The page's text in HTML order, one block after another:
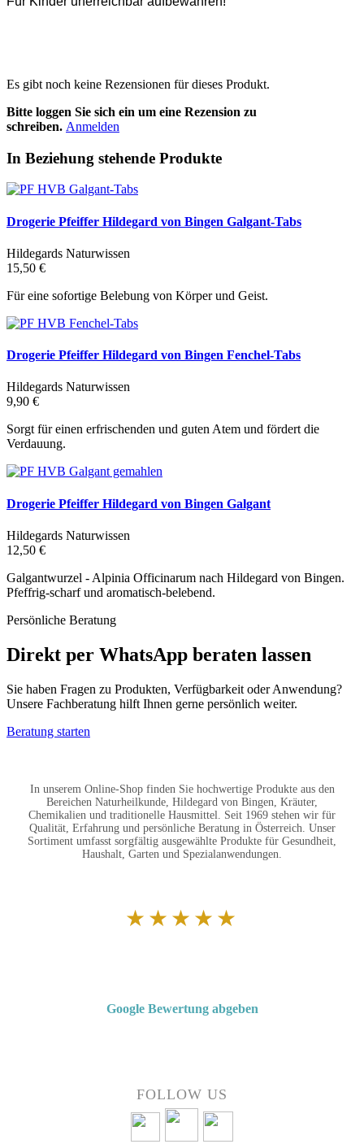
Es gibt noch keine Rezensionen für dieses Produkt.
Bitte loggen Sie sich ein um eine Rezension zu
schreiben. Anmelden
In Beziehung stehende Produkte
Drogerie Pfeiffer Hildegard von Bingen Galgant-Tabs
Hildegards Naturwissen
15,50 €
Für eine sofortige Belebung von Körper und Geist.
Drogerie Pfeiffer Hildegard von Bingen Fenchel-Tabs
Hildegards Naturwissen
9,90 €
Sorgt für einen erfrischenden und guten Atem und fördert die
Verdauung.
Drogerie Pfeiffer Hildegard von Bingen Galgant
Hildegards Naturwissen
12,50 €
Galgantwurzel - Alpinia Officinarum nach Hildegard von Bingen.
Pfeffrig-scharf und aromatisch-belebend.
Persönliche Beratung
Direkt per WhatsApp beraten lassen
Sie haben Fragen zu Produkten, Verfügbarkeit oder Anwendung?
Unsere Fachberatung hilft Ihnen gerne persönlich weiter.
Beratung starten
In unserem Online-Shop finden Sie hochwertige Produkte aus den
Bereichen Naturheilkunde, Hildegard von Bingen, Kräuter,
Chemikalien und traditionelle Hausmittel. Seit 1969 stehen wir für
Qualität, Erfahrung und persönliche Beratung in Österreich. Unser
Sortiment umfasst sorgfältig ausgewählte Produkte für Gesundheit,
Haushalt, Garten und Spezialanwendungen.
★★★★★
Google Bewertung abgeben
FOLLOW US